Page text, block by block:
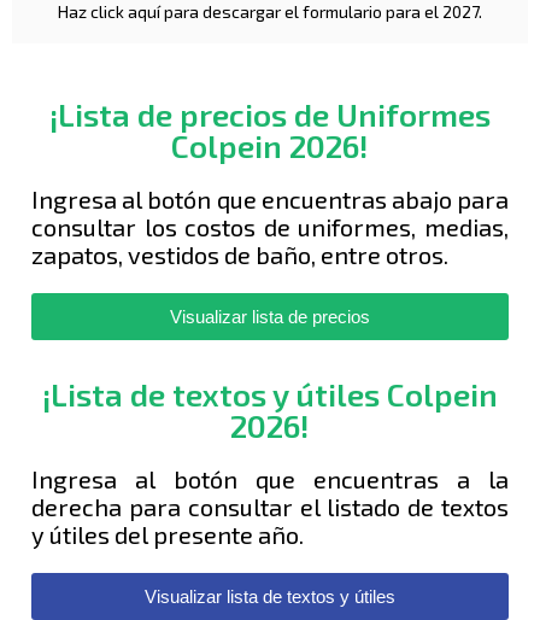
Haz click aquí para descargar el formulario para el 2027.
¡Lista de precios de Uniformes
Colpein 2026!
Ingresa al botón que encuentras abajo para
consultar los costos de uniformes, medias,
zapatos, vestidos de baño, entre otros.
Visualizar lista de precios
¡Lista de textos y útiles Colpein
2026!
Ingresa al botón que encuentras a la
derecha para consultar el listado de textos
y útiles del presente año.
Visualizar lista de textos y útiles